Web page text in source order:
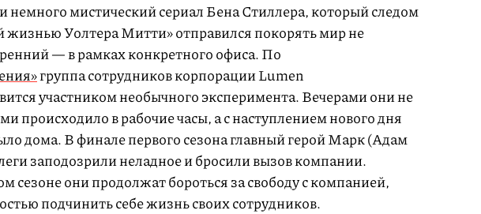
немного мистический сериал Бена Стиллера, который следом
жизнью Уолтера Митти» отправился покорять мир не
— в рамках конкретного офиса. По
группа сотрудников корпорации Lumen
участником необычного эксперимента. Вечерами они не
происходило в рабочие часы, а с наступлением нового дня
дома. В финале первого сезона главный герой Марк (Адам
заподозрили неладное и бросили вызов компании.
сезоне они продолжат бороться за свободу с компанией,
подчинить себе жизнь своих сотрудников.